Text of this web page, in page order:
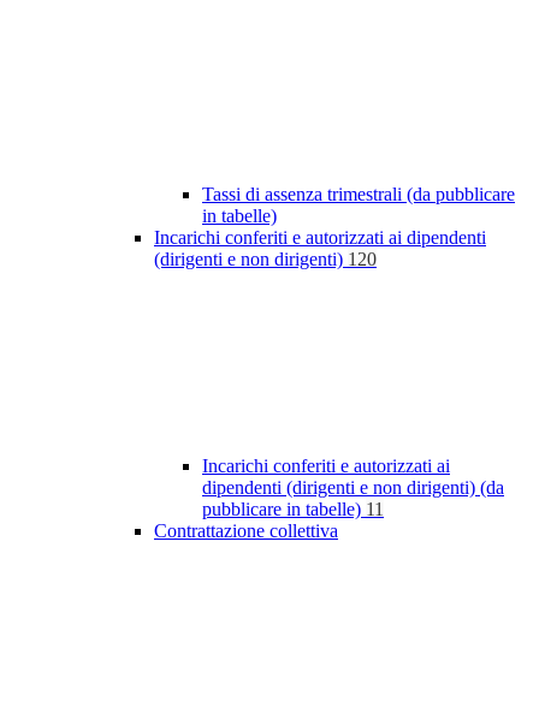
Tassi di assenza trimestrali (da pubblicare
in tabelle)
Incarichi conferiti e autorizzati ai dipendenti
(dirigenti e non dirigenti) 120
Incarichi conferiti e autorizzati ai
dipendenti (dirigenti e non dirigenti) (da
pubblicare in tabelle) 11
Contrattazione collettiva